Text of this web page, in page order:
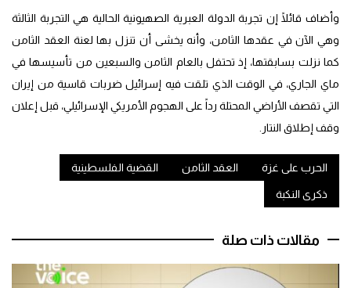
وأضاف قائلًا إن تجربة الدولة العبرية الصهيونية الحالية هي التجربة الثالثة
وهي الآن في عقدها الثامن، وأنه يخشى أن تنزل بها لعنة العقد الثامن
كما نزلت بسابقتها، إذ تحتفل بالعام الثامن والسبعين من تأسيسها في
ماي الجاري، في الوقت الذي تلقت فيه إسرائيل ضربات قاسية من إيران
التي تقصف الأراضي المحتلة رداً على الهجوم الأمريكي الإسرائيلي، قبل إعلان
وقف إطلاق النتار.
الحرب على غزة العقد الثامن القضية الفلسطينية
ذكرى النكبة
مقالات ذات صلة